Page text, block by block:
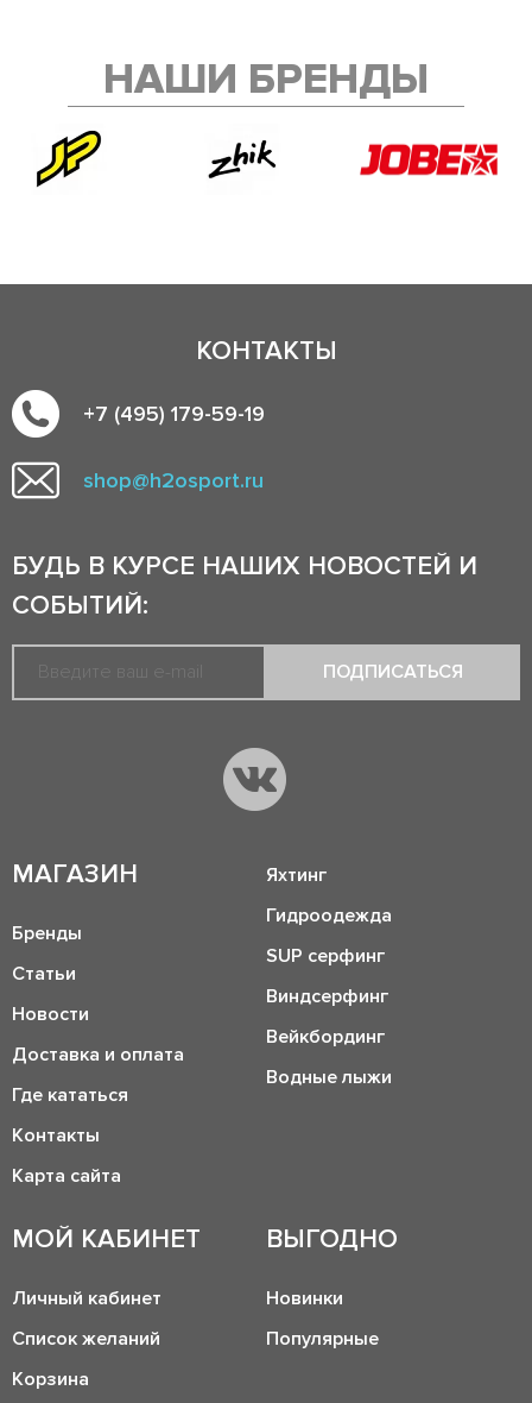
НАШИ БРЕНДЫ
КОНТАКТЫ
+7 (495) 179-59-19
shop@h2osport.ru
БУДЬ В КУРСЕ НАШИХ НОВОСТЕЙ И
СОБЫТИЙ:
ПОДПИСАТЬСЯ
МАГАЗИН
Бренды
Статьи
Новости
Доставка и оплата
Где кататься
Контакты
Карта сайта
Яхтинг
Гидроодежда
SUP серфинг
Виндсерфинг
Вейкбординг
Водные лыжи
МОЙ КАБИНЕТ
Личный кабинет
Список желаний
Корзина
ВЫГОДНО
Новинки
Популярные